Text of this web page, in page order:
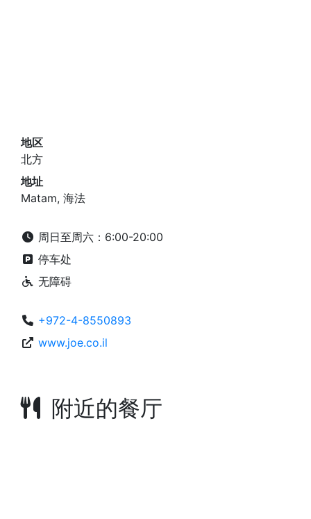
地区
北方
地址
Matam, 海法
周日至周六：6:00-20:00
停车处
无障碍
+972-4-8550893
www.joe.co.il
附近的餐厅